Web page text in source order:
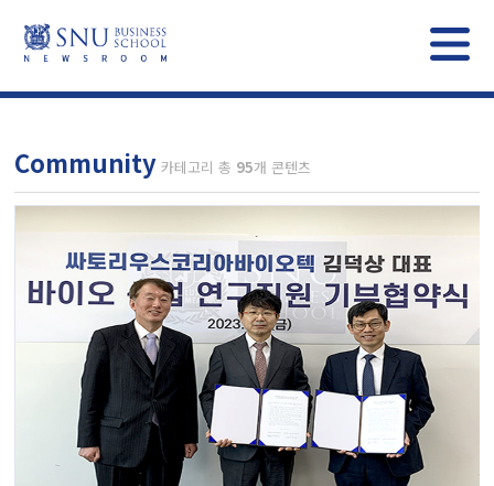
Community 카테고리 총 95개 콘텐츠